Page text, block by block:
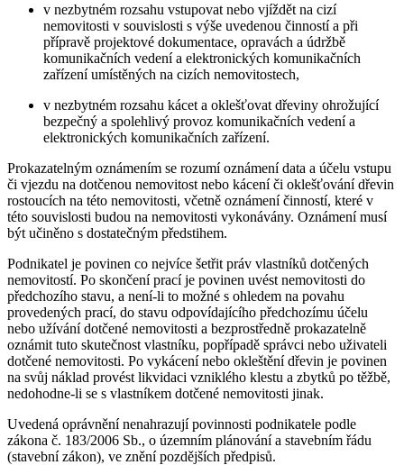
v nezbytném rozsahu vstupovat nebo vjíždět na cizí
nemovitosti v souvislosti s výše uvedenou činností a při
přípravě projektové dokumentace, opravách a údržbě
komunikačních vedení a elektronických komunikačních
zařízení umístěných na cizích nemovitostech,
v nezbytném rozsahu kácet a oklešťovat dřeviny ohrožující
bezpečný a spolehlivý provoz komunikačních vedení a
elektronických komunikačních zařízení.
Prokazatelným oznámením se rozumí oznámení data a účelu vstupu
či vjezdu na dotčenou nemovitost nebo kácení či oklešťování dřevin
rostoucích na této nemovitosti, včetně oznámení činností, které v
této souvislosti budou na nemovitosti vykonávány. Oznámení musí
být učiněno s dostatečným předstihem.
Podnikatel je povinen co nejvíce šetřit práv vlastníků dotčených
nemovitostí. Po skončení prací je povinen uvést nemovitosti do
předchozího stavu, a není-li to možné s ohledem na povahu
provedených prací, do stavu odpovídajícího předchozímu účelu
nebo užívání dotčené nemovitosti a bezprostředně prokazatelně
oznámit tuto skutečnost vlastníku, popřípadě správci nebo uživateli
dotčené nemovitosti. Po vykácení nebo okleštění dřevin je povinen
na svůj náklad provést likvidaci vzniklého klestu a zbytků po těžbě,
nedohodne-li se s vlastníkem dotčené nemovitosti jinak.
Uvedená oprávnění nenahrazují povinnosti podnikatele podle
zákona č. 183/2006 Sb., o územním plánování a stavebním řádu
(stavební zákon), ve znění pozdějších předpisů.